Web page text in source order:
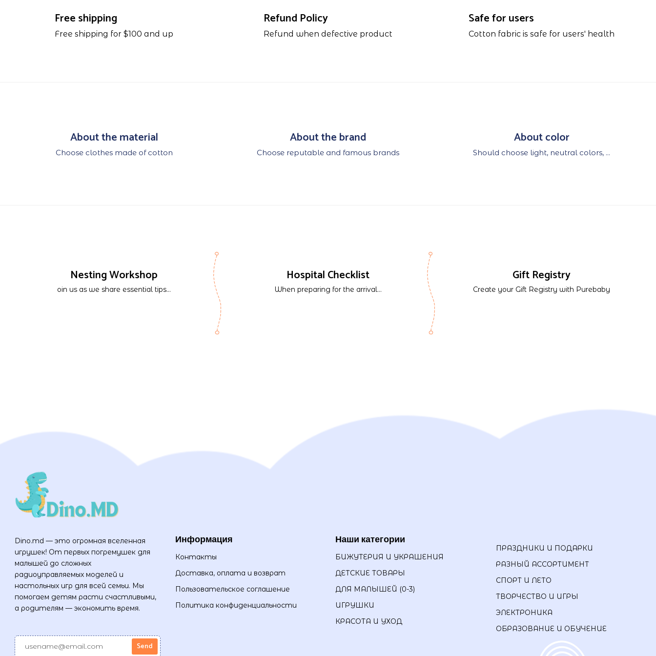
Free shipping
Free shipping for $100 and up
Refund Policy
Refund when defective product
Safe for users
Cotton fabric is safe for users' health
About the material
Choose clothes made of cotton
About the brand
Choose reputable and famous brands
About color
Should choose light, neutral colors, ...
Nesting Workshop
oin us as we share essential tips...
Hospital Checklist
When preparing for the arrival...
Gift Registry
Create your Gift Registry with Purebaby
Dino.md — это огромная вселенная
игрушек! От первых погремушек для
малышей до сложных
радиоуправляемых моделей и
настольных игр для всей семьи. Мы
помогаем детям расти счастливыми,
а родителям — экономить время.
Информация
Контакты
Доставка, оплата и возврат
Пользовательское соглашение
Политика конфиденциальности
Наши категории
БИЖУТЕРИЯ И УКРАШЕНИЯ
ДЕТСКИЕ ТОВАРЫ
ДЛЯ МАЛЫШЕЙ (0-3)
ИГРУШКИ
КРАСОТА И УХОД
ПРАЗДНИКИ И ПОДАРКИ
РАЗНЫЙ АССОРТИМЕНТ
СПОРТ И ЛЕТО
ТВОРЧЕСТВО И ИГРЫ
ЭЛЕКТРОНИКА
ОБРАЗОВАНИЕ И ОБУЧЕНИЕ